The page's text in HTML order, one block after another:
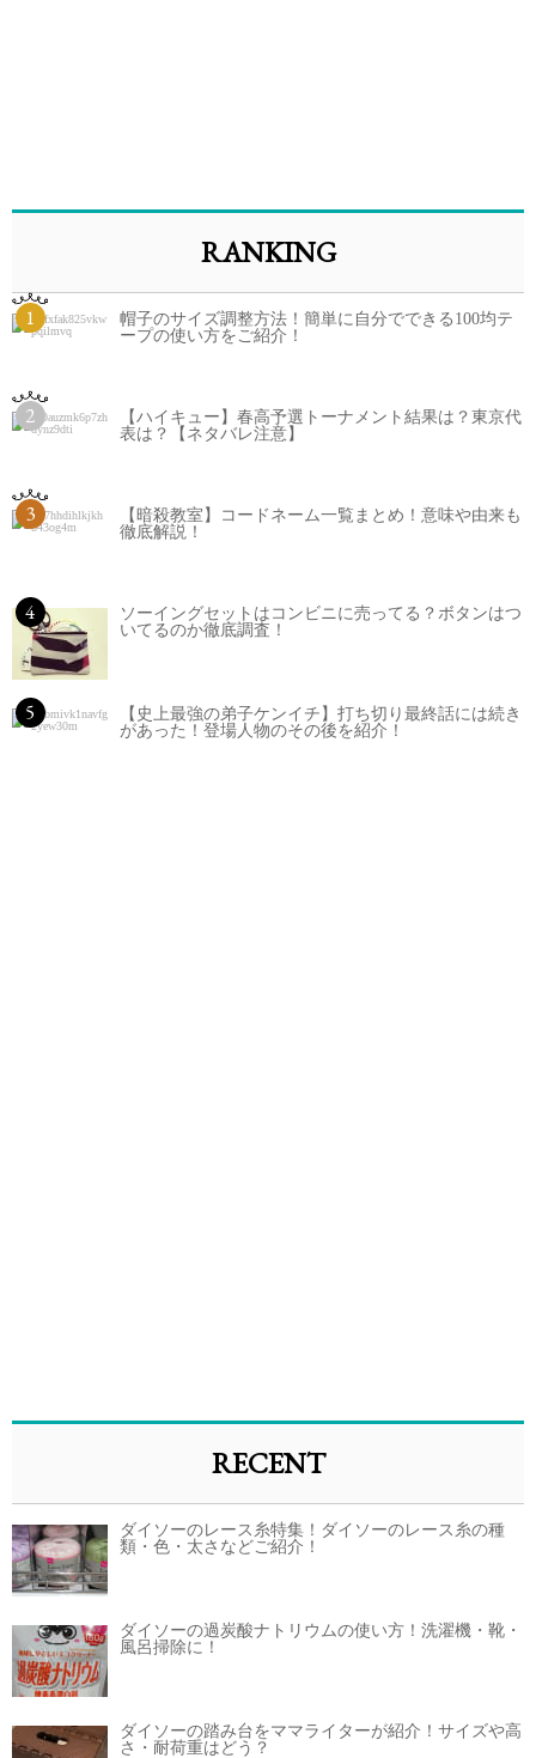
RANKING
1
帽子のサイズ調整方法！簡単に自分でできる100均テ
ープの使い方をご紹介！
2
【ハイキュー】春高予選トーナメント結果は？東京代
表は？【ネタバレ注意】
3
【暗殺教室】コードネーム一覧まとめ！意味や由来も
徹底解説！
4
ソーイングセットはコンビニに売ってる？ボタンはつ
いてるのか徹底調査！
5
【史上最強の弟子ケンイチ】打ち切り最終話には続き
があった！登場人物のその後を紹介！
RECENT
ダイソーのレース糸特集！ダイソーのレース糸の種
類・色・太さなどご紹介！
ダイソーの過炭酸ナトリウムの使い方！洗濯機・靴・
風呂掃除に！
ダイソーの踏み台をママライターが紹介！サイズや高
さ・耐荷重はどう？